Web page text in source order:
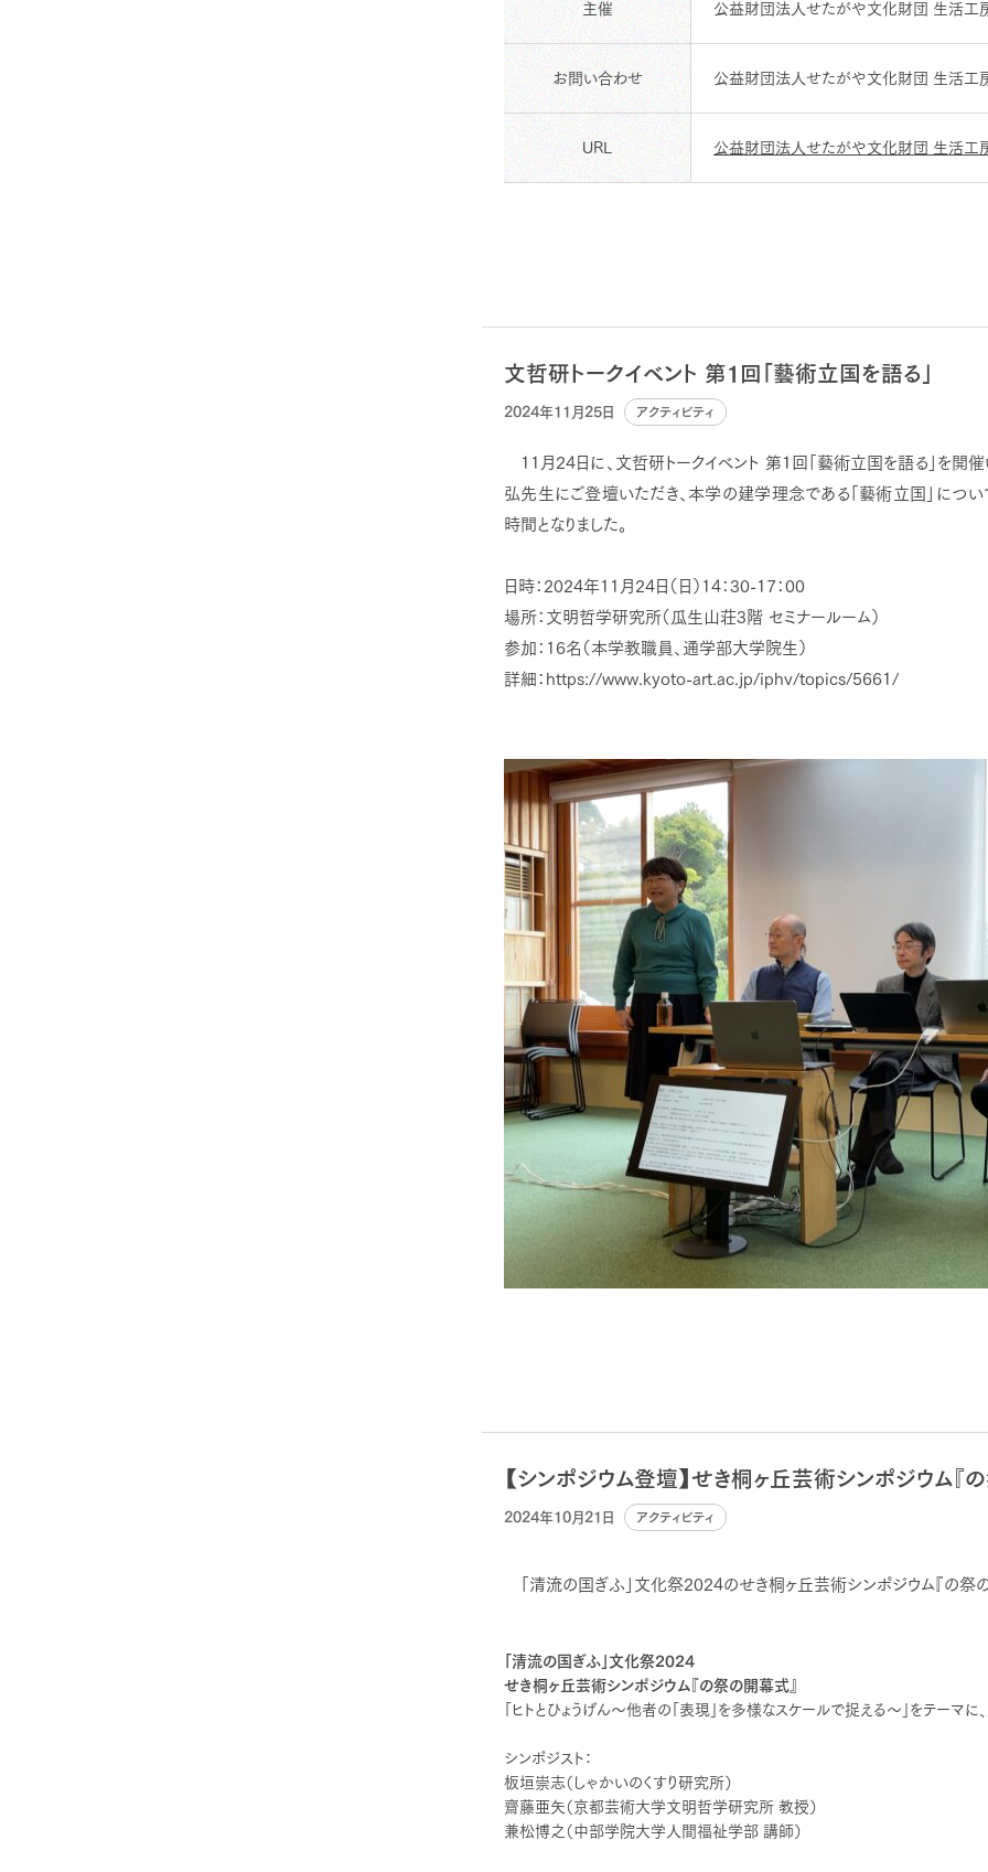
主催 公益財団法人せたがや文化財団 生活工
お問い合わせ 公益財団法人せたがや文化財団 生活工
URL 公益財団法人せたがや文化財団 生活工
文哲研トークイベント 第１回「藝術立国を語る」
2024年11月25日 アクティビティ
11月24日に、文哲研トークイベント 第１回「藝術立国を語る」を開
弘先生にご登壇いただき、本学の建学理念である「藝術立国」につ
時間となりました。
日時：2024年11月24日（日）14：30-17：00
場所：文明哲学研究所（瓜生山荘3階 セミナールーム）
参加：16名（本学教職員、通学部大学院生）
詳細：https://www.kyoto-art.ac.jp/iphv/topics/5661/
【シンポジウム登壇】せき桐ヶ丘芸術シンポジウム『
2024年10月21日 アクティビティ
「清流の国ぎふ」文化祭2024のせき桐ヶ丘芸術シンポジウム『の祭
「清流の国ぎふ」文化祭2024
せき桐ヶ丘芸術シンポジウム『の祭の開幕式』
「ヒトとひょうげん〜他者の「表現」を多様なスケールで捉える〜 」をテーマ
シンポジスト：
板垣崇志（しゃかいのくすり研究所）
齋藤亜矢（京都芸術大学文明哲学研究所 教授）
兼松博之（中部学院大学人間福祉学部 講師）